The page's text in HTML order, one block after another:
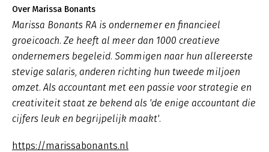
Over Marissa Bonants
Marissa Bonants RA is ondernemer en financieel
groeicoach. Ze heeft al meer dan 1000 creatieve
ondernemers begeleid. Sommigen naar hun allereerste
stevige salaris, anderen richting hun tweede miljoen
omzet. Als accountant met een passie voor strategie en
creativiteit staat ze bekend als 'de enige accountant die
cijfers leuk en begrijpelijk maakt'.
https://marissabonants.nl